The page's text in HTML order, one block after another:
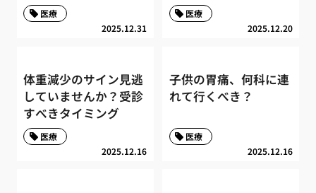
2025.12.31
医療
2025.12.20
医療
体重減少のサイン見逃
していませんか？受診
すべきタイミング
2025.12.16
医療
子供の胃痛、何科に連
れて行くべき？
2025.12.16
医療